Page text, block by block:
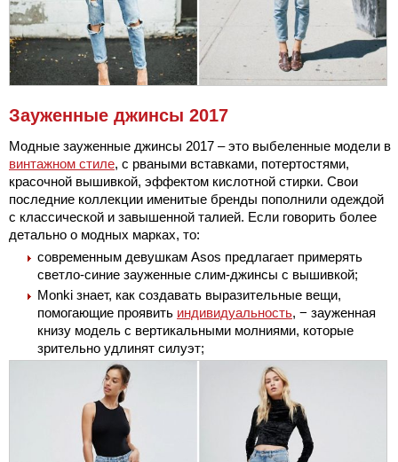
Зауженные джинсы 2017
Модные зауженные джинсы 2017 – это выбеленные модели в
винтажном стиле, с рваными вставками, потертостями,
красочной вышивкой, эффектом кислотной стирки. Свои
последние коллекции именитые бренды пополнили одеждой
с классической и завышенной талией. Если говорить более
детально о модных марках, то:
современным девушкам Asos предлагает примерять
светло-синие зауженные слим-джинсы с вышивкой;
Monki знает, как создавать выразительные вещи,
помогающие проявить индивидуальность, − зауженная
книзу модель с вертикальными молниями, которые
зрительно удлинят силуэт;